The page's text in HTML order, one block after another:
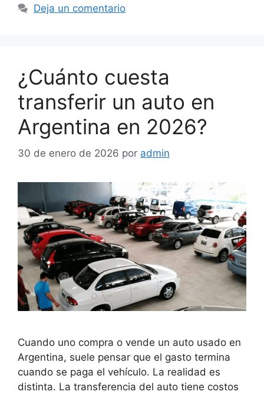
Deja un comentario
¿Cuánto cuesta
transferir un auto en
Argentina en 2026?
30 de enero de 2026 por admin
Cuando uno compra o vende un auto usado en
Argentina, suele pensar que el gasto termina
cuando se paga el vehículo. La realidad es
distinta. La transferencia del auto tiene costos